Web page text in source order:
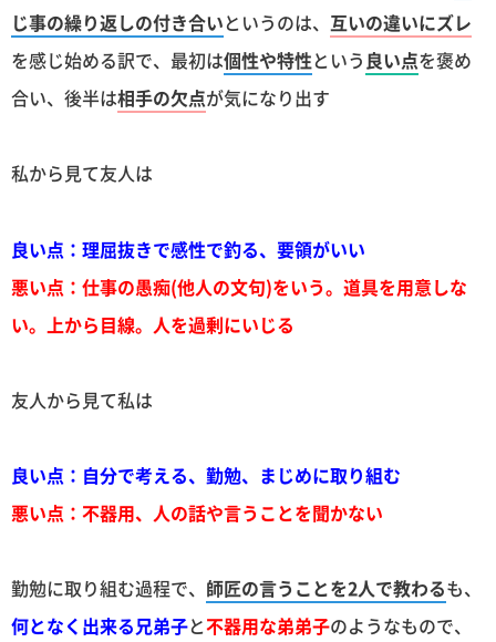
じ事の繰り返しの付き合いというのは、 互いの違いにズレ
を感じ始める訳で、最初は個性や特性という良い点を褒め
合い、後半は相手の欠点が気になり出す
私から見て友人は
良い点：理屈抜きで感性で釣る、要領がいい
悪い点：仕事の愚痴(他人の文句)をいう。道具を用意しな
い。上から目線。人を過剰にいじる
友人から見て私は
良い点：自分で考える、勤勉、まじめに取り組む
悪い点：不器用、人の話や言うことを聞かない
勤勉に取り組む過程で、 師匠の言うことを2人で教わるも、
何となく出来る兄弟子と不器用な弟弟子のようなもので、